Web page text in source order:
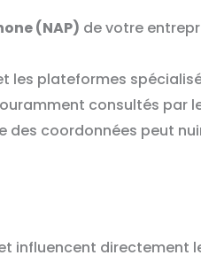
(NAP) de votre
les plateformes
consultés par
des coordonnées peut
influencent directement